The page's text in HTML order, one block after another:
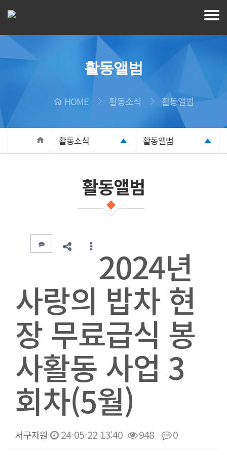
활동앨범
HOME 활동소식 활동앨범
활동소식 활동앨범
활동앨범
2024년
사랑의 밥차 현
장 무료급식 봉
사활동 사업 3
회차(5월)
서구자원 24-05-22 13:40 948 0